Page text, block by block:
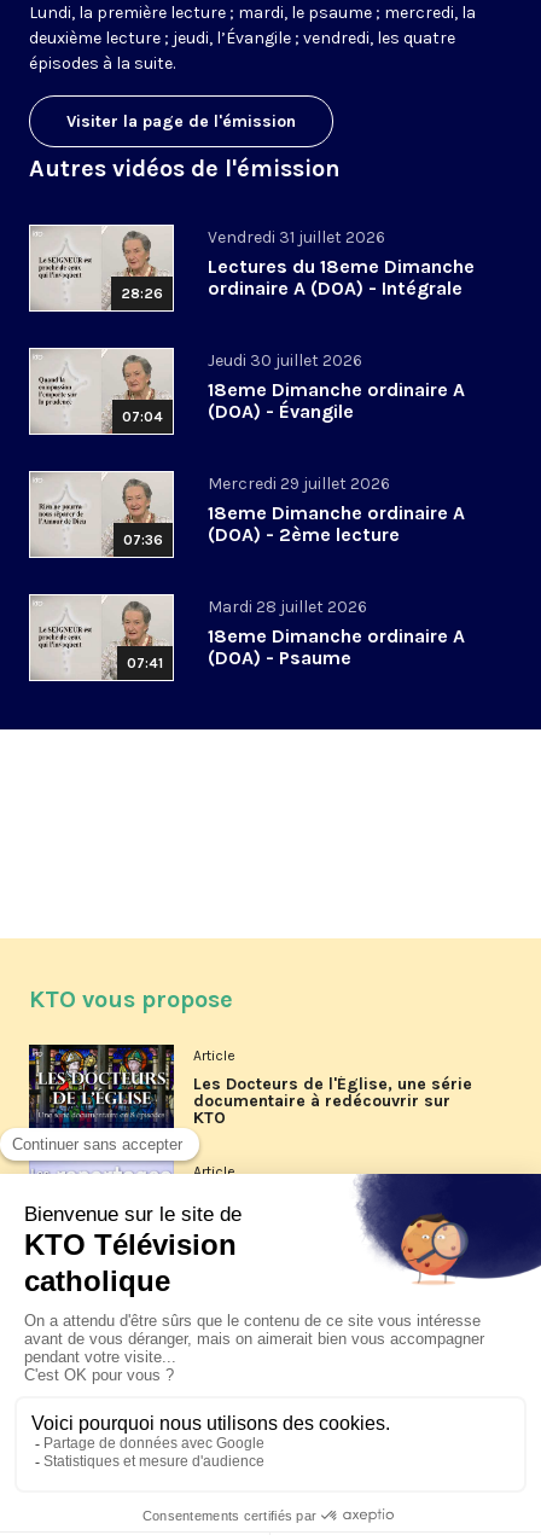
Lundi, la première lecture ; mardi, le psaume ; mercredi, la
deuxième lecture ; jeudi, l’Évangile ; vendredi, les quatre
épisodes à la suite.
Visiter la page de l'émission
Autres vidéos de l'émission
28:26
Vendredi 31 juillet 2026
Lectures du 18eme Dimanche
ordinaire A (DOA) - Intégrale
07:04
Jeudi 30 juillet 2026
18eme Dimanche ordinaire A
(DOA) - Évangile
07:36
Mercredi 29 juillet 2026
18eme Dimanche ordinaire A
(DOA) - 2ème lecture
07:41
Mardi 28 juillet 2026
18eme Dimanche ordinaire A
(DOA) - Psaume
KTO vous propose
Article
Les Docteurs de l'Église, une série
documentaire à redécouvrir sur
KTO
Article
Les reportages d'été 2026 de KTO
La visite pastorale du pape Léon
XIV à Assise à suivre sur KTO le
jeudi 6 août
Le pape en Uruguay, Argentine et
Pérou du 6 au 17 novembre 2026